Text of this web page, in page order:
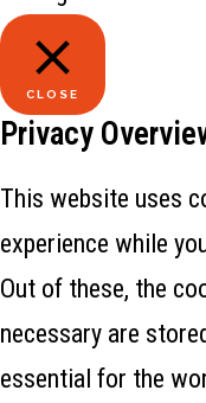
CLOSE
Privacy
This website uses
experience while
Out of these, the
necessary are
essential for the